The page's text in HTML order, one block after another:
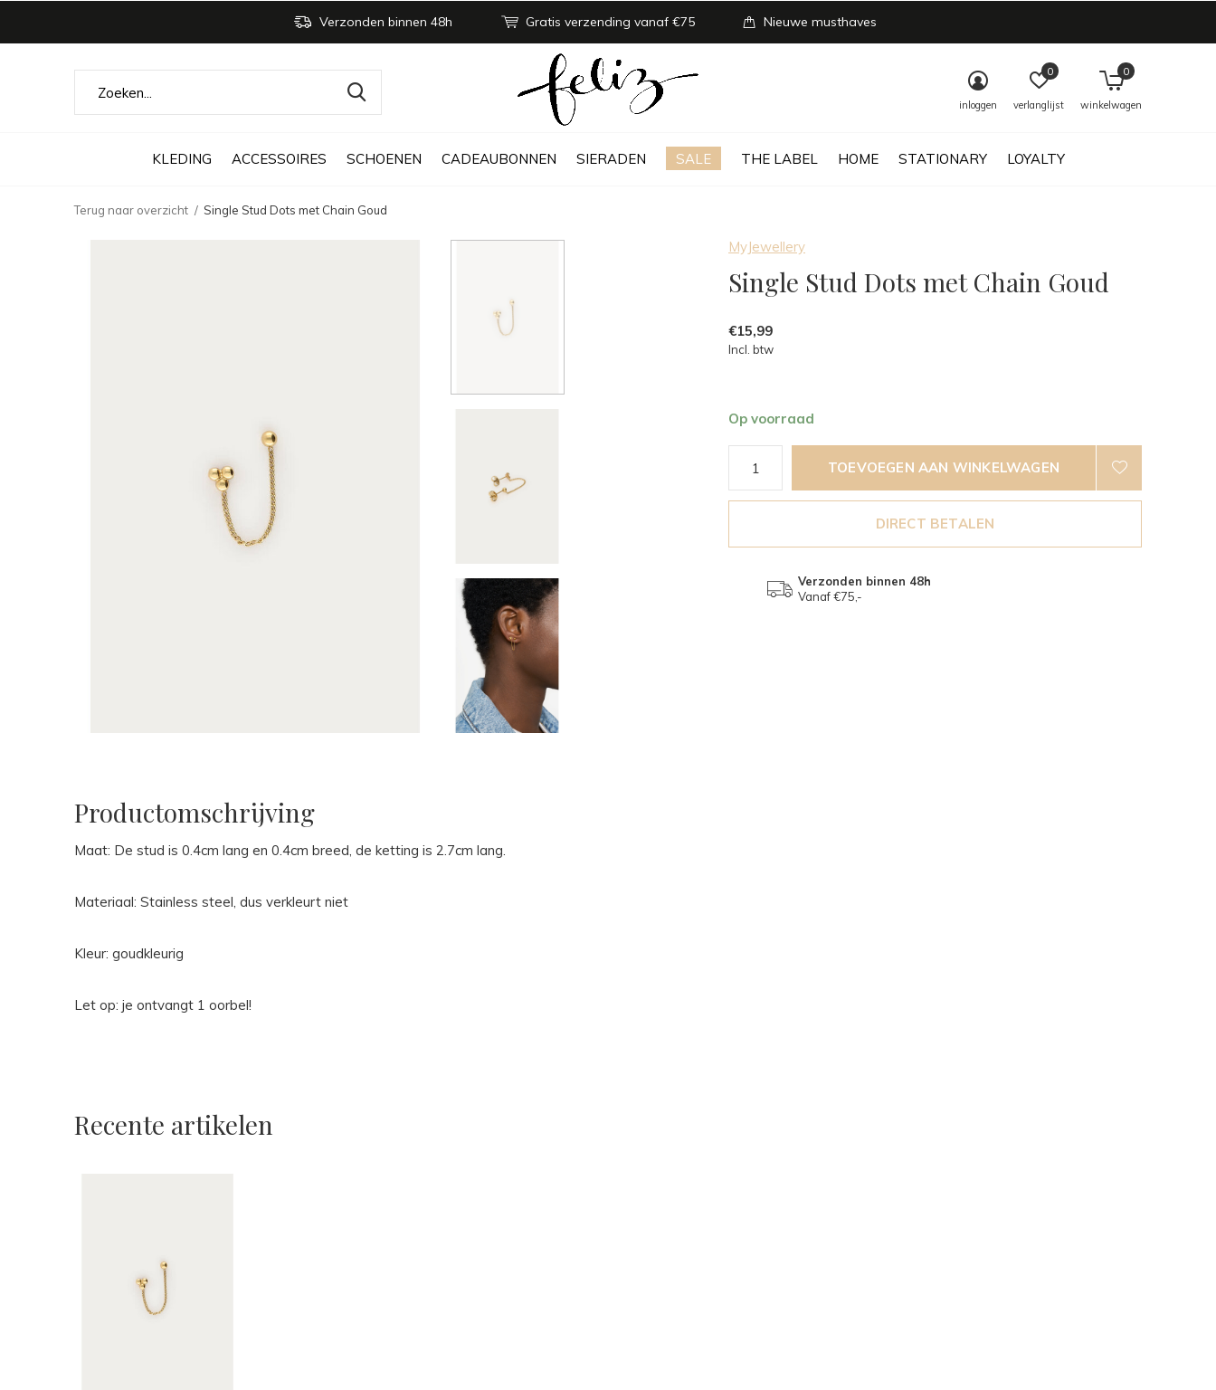
KLEDING ACCESSOIRES SCHOENEN CADEAUBONNEN SIERADEN SALE THE LABEL HOME STATIONARY LOYALTY
inloggen verlanglijst
0
winkelwagen
0
Verzonden binnen 48h Gratis verzending vanaf €75 Nieuwe musthaves
Terug naar overzicht Single Stud Dots met Chain Goud
MyJewellery
Single Stud Dots met Chain Goud
€15,99
Incl. btw
Op voorraad
TOEVOEGEN AAN WINKELWAGEN
DIRECT BETALEN
Verzonden binnen 48h
Vanaf €75,-
Productomschrijving
Maat: De stud is 0.4cm lang en 0.4cm breed, de ketting is 2.7cm lang.
Materiaal: Stainless steel, dus verkleurt niet
Kleur: goudkleurig
Let op: je ontvangt 1 oorbel!
Recente artikelen